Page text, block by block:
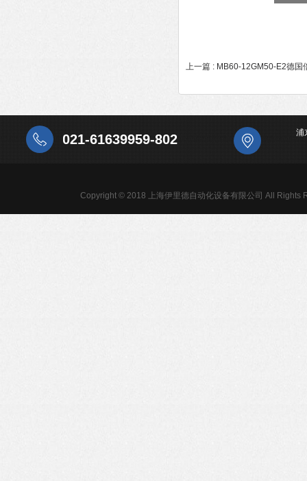
上一篇 : MB60-12GM50-E2德国
021-61639959-802 浦
Copyright © 2018 上海伊里德自动化设备有限公司 All Rights